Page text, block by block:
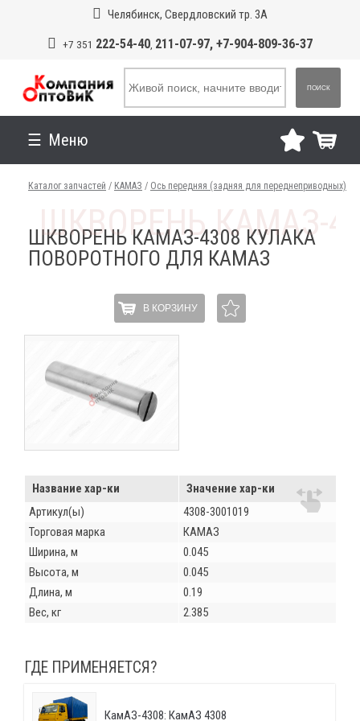
Челябинск, Свердловский тр. 3А
+7 351 222-54-40, 211-07-97, +7-904-809-36-37
ПОИСК
Меню
Каталог запчастей / КАМАЗ / Ось передняя (задняя для переднеприводных)
ШКВОРЕНЬ КАМАЗ-4308 КУЛАКА
ПОВОРОТНОГО ДЛЯ КАМАЗ
В КОРЗИНУ
Название хар-ки
Значение хар-ки
Артикул(ы)
4308-3001019
Торговая марка
КАМАЗ
Ширина, м
0.045
Высота, м
0.045
Длина, м
0.19
Вес, кг
2.385
ГДЕ ПРИМЕНЯЕТСЯ?
КамАЗ-4308: КамАЗ 4308